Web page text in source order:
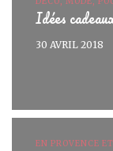
Idées
30 AVRIL 2018
EN PROVENCE